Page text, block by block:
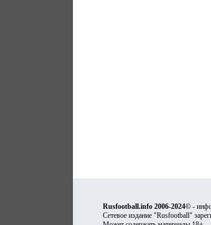
Rusfootball.info 2006-2024© -
Сетевое издание "Rusfootball"